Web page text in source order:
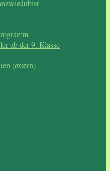
ab der 9. Klasse
(extern)